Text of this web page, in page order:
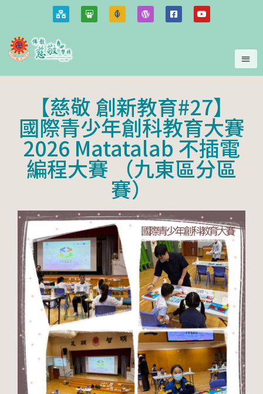
【慈敬 創新教育#27】
國際青少年創科教育大賽
2026 Matatalab 不插電
編程大賽 （九東區分區
賽）